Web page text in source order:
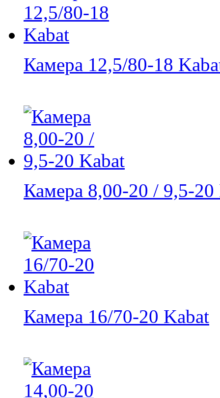
Камера 12,5/80-18
Камера 8,00-20 / 9,5-20
Камера 16/70-20 Kabat